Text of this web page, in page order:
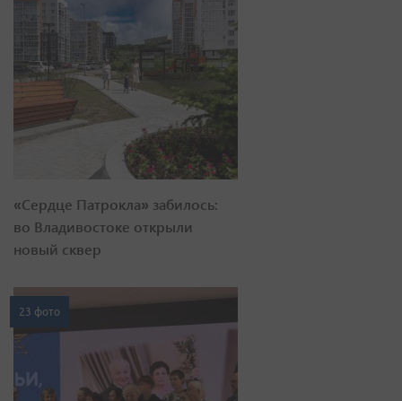
«Сердце Патрокла» забилось:
во Владивостоке открыли
новый сквер
23 фото